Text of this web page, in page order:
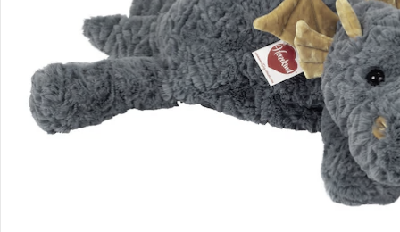
Retoure & Reklamation
Gutscheine & Aktionen